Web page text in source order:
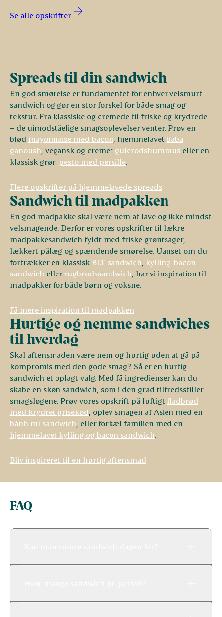
Se alle opskrifter
Spreads til din sandwich
En god smørelse er fundamentet for enhver velsmurt
sandwich og gør en stor forskel for både smag og
tekstur. Fra klassiske og cremede til friske og krydrede
– de uimodståelige smagsoplevelser venter. Prøv en
blød mayonnaise med bacon , hjemmelavet baba
ganoush , vegansk og cremet gulerodshummuseller en
klassisk grøn pesto med persille.
Flere opskrifter på hjemmelavede spreads
Sandwich til madpakken
En god madpakke skal være nem at lave og ikke mindst
velsmagende. Derfor er vores opskrifter til lækre
madpakkesandwich fyldt med friske grøntsager,
lækkert pålæg og spændende smørelse. Uanset om du
fortrækker en klassisk BLT-sandwich kylling-bacon
sandwich eller rugbrødssandwich , har vi inspiration til
madpakker for både børn og voksne.
Få mere inspiration til madpakken
Hurtige og nemme sandwiches
til hverdag
Skal aftensmaden være nem og hurtig uden at gå på
kompromis med den gode smag? Så er en hurtig
sandwich et oplagt valg. Med få ingredienser kan du
skabe en skøn sandwich, som i den grad tilfredsstiller
smagsløgene. Prøv vores opskrift på luftigt fladbrød
med krydret grisekød , oplev smagen af Asien med en
bánh mì sandwich , eller forkæl familien med en
hjemmelavet kylling og bacon sandwich.
Bliv inspireret til en hurtig aftensmad
FAQ